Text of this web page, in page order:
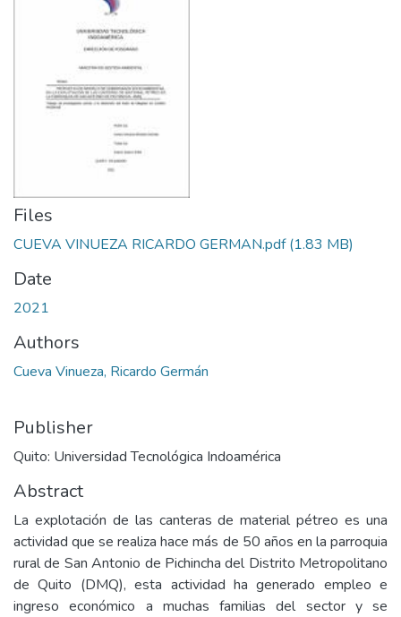
Files
CUEVA VINUEZA RICARDO GERMAN.pdf(1.83 MB)
Date
2021
Authors
Cueva Vinueza, Ricardo Germán
Publisher
Quito: Universidad Tecnológica Indoamérica
Abstract
La explotación de las canteras de material pétreo es una
actividad que se realiza hace más de 50 años en la parroquia
rural de San Antonio de Pichincha del Distrito Metropolitano
de Quito (DMQ), esta actividad ha generado empleo e
ingreso económico a muchas familias del sector y se